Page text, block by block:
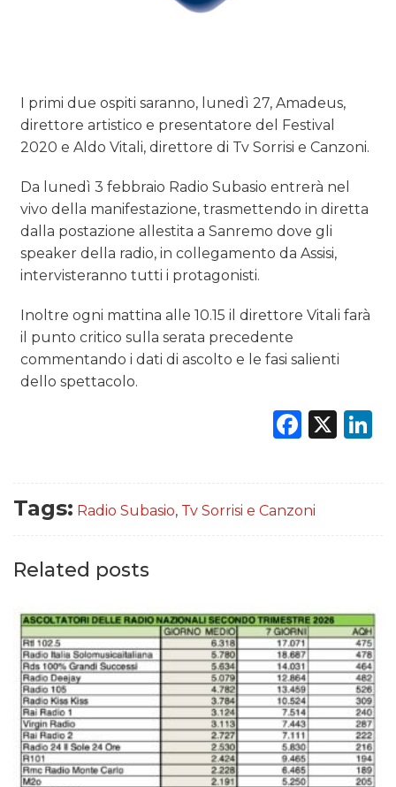
I primi due ospiti saranno, lunedì 27, Amadeus,
direttore artistico e presentatore del Festival
2020 e Aldo Vitali, direttore di Tv Sorrisi e Canzoni.
Da lunedì 3 febbraio Radio Subasio entrerà nel
vivo della manifestazione, trasmettendo in diretta
dalla postazione allestita a Sanremo dove gli
speaker della radio, in collegamento da Assisi,
intervisteranno tutti i protagonisti.
Inoltre ogni mattina alle 10.15 il direttore Vitali farà
il punto critico sulla serata precedente
commentando i dati di ascolto e le fasi salienti
dello spettacolo.
X
Tags: Radio Subasio, Tv Sorrisi e Canzoni
Related posts